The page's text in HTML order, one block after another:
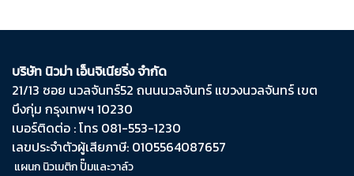
บริษัท นิวม่า เอ็นจิเนียริ่ง จำกัด
21/13 ซอย นวลจันทร์​52 ถนน​นวลจันทร์​ แขวง​นวลจันทร์​ เขต​
บึงกุ่ม​ กรุงเทพฯ​ 10230
เบอร์ติดต่อ : โทร 081-553-1230
เลขประจำตัวผู้เสียภาษี: 0105564087657
แผนก นิวเมติก ปั๊มและวาล์ว